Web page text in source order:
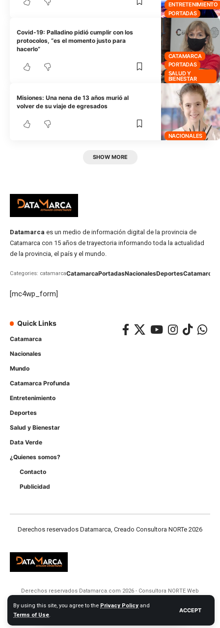
By using this site, you agree to the Privacy Policy and
Terms of Use.
ACCEPT
ENTRETENIMIENTO
PORTADAS
CATAMARCA
PORTADAS
SALUD Y
BIENESTAR
Covid-19: Palladino pidió cumplir con los
protocolos, “es el momento justo para
hacerlo”
NACIONALES
Misiones: Una nena de 13 años murió al
volver de su viaje de egresados
SHOW MORE
Datamarca es un medio de información digital de la provincia de
Catamarca con 15 años de trayectoria informando toda la actualidad
de la provincia, el país y el mundo.
Categories: catamarcaCatamarcaPortadasNacionalesDeportesCatamarca
[mc4wp_form]
Quick Links
Catamarca
Nacionales
Mundo
Catamarca Profunda
Entretenimiento
Deportes
Salud y Bienestar
Data Verde
¿Quienes somos?
Contacto
Publicidad
Derechos reservados Datamarca, Creado Consultora NORTe 2026
Derechos reservados Datamarca.com 2026 - Consultora NORTE Web